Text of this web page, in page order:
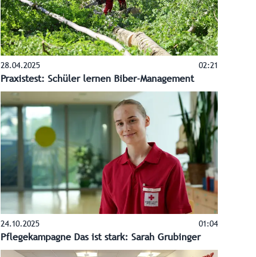
28.04.2025 02:21
Praxistest: Schüler lernen Biber-Management
24.10.2025 01:04
Pflegekampagne Das ist stark: Sarah Grubinger